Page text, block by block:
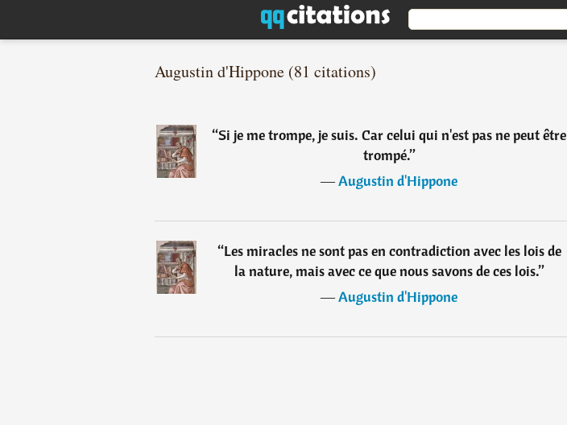
Augustin d'Hippone (81 citations)
“Si je me trompe, je suis. Car celui qui n'est pas ne peut être
trompé.”
―Augustin d'Hippone
“Les miracles ne sont pas en contradiction avec les lois de
la nature, mais avec ce que nous savons de ces lois.”
―Augustin d'Hippone